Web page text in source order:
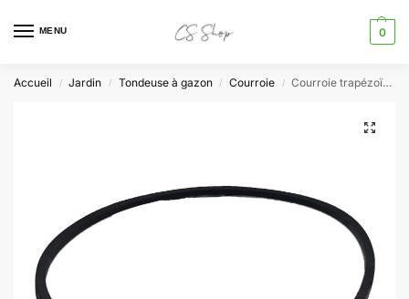
MENU 0
Accueil / Jardin / Tondeuse à gazon / Courroie / Courroie trapézoïdale Z750 tondeuses MS225-53E/MS13-51/MS173-51E/PBRM 51 A1 Scheppach Woodster Parkside